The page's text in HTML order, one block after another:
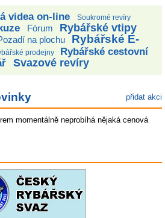
videa on-line Soukromé revíry
Fórum Rybářské vtipy
na plochu
Rybářské E-
prodejny
Rybářské cestovní
Svazové revíry
přidat akci
momentálně neprobíhá nějaká cenová